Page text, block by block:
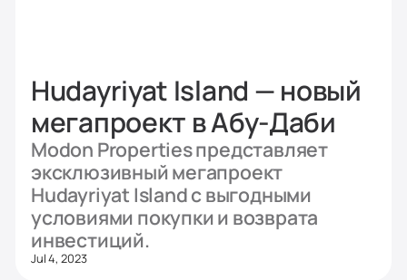
Hudayriyat Island — новый
мегапроект в Абу-Даби
Modon Properties представляет
эксклюзивный мегапроект
Hudayriyat Island с выгодными
условиями покупки и возврата
инвестиций.
Jul 4, 2023